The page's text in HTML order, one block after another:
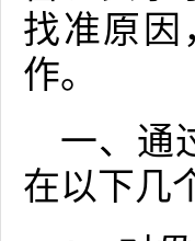
找准原因
作。
一、通
在以下几